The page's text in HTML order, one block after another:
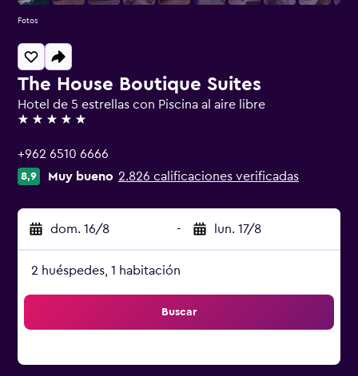
The House Boutique Suites
Hotel de 5 estrellas con Piscina al aire libre
5 estrellas
+962 6510 6666
8,9 Muy bueno 2.826 calificaciones verificadas
dom. 16/8 - lun. 17/8
2 huéspedes, 1 habitación
Buscar
Fotos